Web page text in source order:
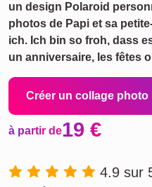
un design Polaroid
photos de Papi et sa
ich. Ich bin so froh, dass
un anniversaire, les fêtes
Créer un collage photo
à partir de19 €
4.9 sur